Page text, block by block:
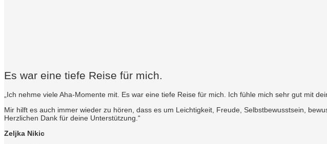
Es war eine tiefe Reise für mich.
„Ich nehme viele Aha-Momente mit. Es war eine tiefe Reise für mich. Ich fühle mich sehr gut mit
Mir hilft es auch immer wieder zu hören, dass es um Leichtigkeit, Freude, Selbstbewusstsein,
Herzlichen Dank für deine Unterstützung.“
Zeljka Nikic